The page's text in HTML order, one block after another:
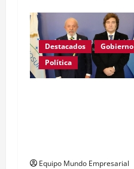
Destacados
Gobierno
Política
Equipo Mundo Empresarial